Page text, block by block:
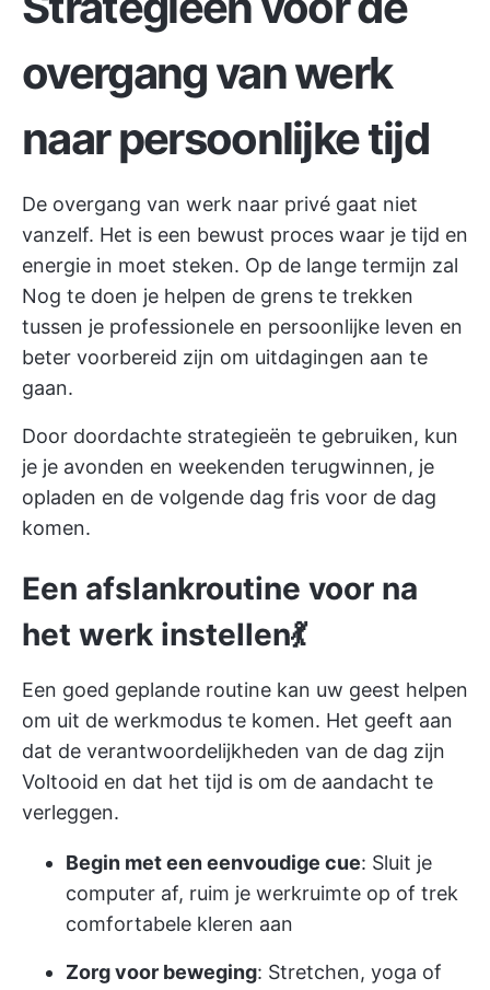
overgang van werk
naar persoonlijke tijd
De overgang van werk naar privé gaat niet
vanzelf. Het is een bewust proces waar je tijd en
energie in moet steken. Op de lange termijn zal
Nog te doen je helpen de grens te trekken
tussen je professionele en persoonlijke leven en
beter voorbereid zijn om uitdagingen aan te
gaan.
Door doordachte strategieën te gebruiken, kun
je je avonden en weekenden terugwinnen, je
opladen en de volgende dag fris voor de dag
komen.
Een afslankroutine voor na
het werk instellen💃
Een goed geplande routine kan uw geest helpen
om uit de werkmodus te komen. Het geeft aan
dat de verantwoordelijkheden van de dag zijn
Voltooid en dat het tijd is om de aandacht te
verleggen.
Begin met een eenvoudige cue: Sluit je
computer af, ruim je werkruimte op of trek
comfortabele kleren aan
Zorg voor beweging: Stretchen, yoga of